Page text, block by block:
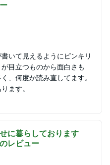
いて見えるようにピンキリ
目立つものから面白さも
、何度か読み直してます。
ます。
に暮らしております
のレビュー